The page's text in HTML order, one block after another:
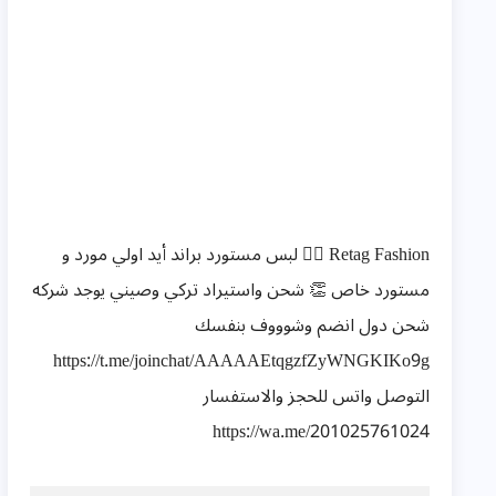
Retag Fashion ✌🏻 لبس مستورد براند أيد اولي مورد و
مستورد خاص 👏 شحن واستيراد تركي وصيني يوجد شركه
شحن دول انضم وشوووف بنفسك
https://t.me/joinchat/AAAAAEtqgzfZyWNGKIKo9g
التوصل واتس للحجز والاستفسار
https://wa.me/201025761024